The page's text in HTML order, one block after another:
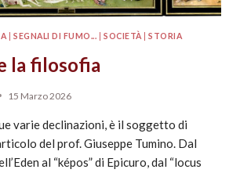
|SEGNALI DI FUMO... |SOCIETÀ |STORIA
la filosofia
15 Marzo 2026
varie declinazioni, è il soggetto di
del prof. Giuseppe Tumino. Dal
al “képos” di Epicuro, dal “locus